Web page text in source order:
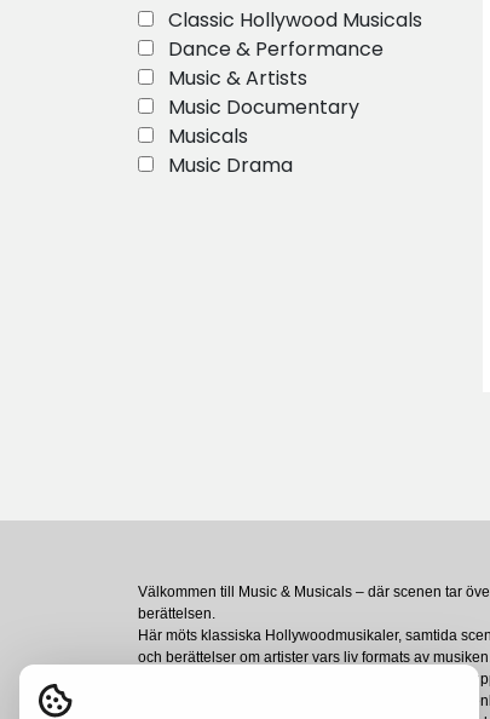
Classic Hollywood Musicals
Dance & Performance
Music & Artists
Music Documentary
Musicals
Music Drama
Välkommen till Music & Musicals – där scenen tar
berättelsen.
Här möts klassiska Hollywoodmusikaler, samtida
och berättelser om artister vars liv formats av
rymmer både storslagna sångnummer, dansdrivna
och mer personliga skildringar av skapande och